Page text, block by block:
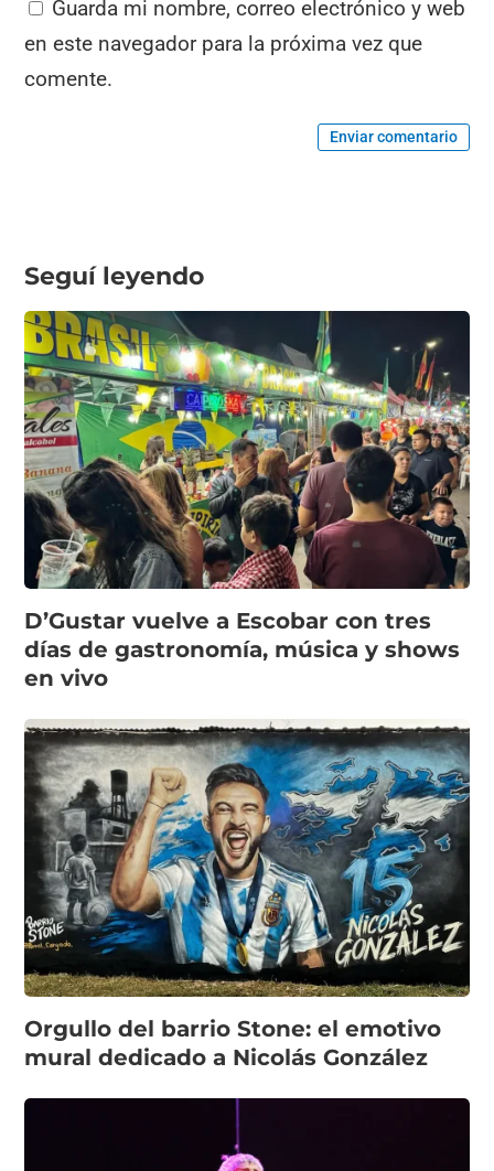
Guarda mi nombre, correo electrónico y web
en este navegador para la próxima vez que
comente.
Enviar comentario
Seguí leyendo
D’Gustar vuelve a Escobar con tres
días de gastronomía, música y shows
en vivo
Orgullo del barrio Stone: el emotivo
mural dedicado a Nicolás González